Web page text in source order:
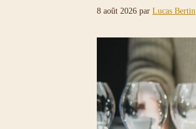
8 août 2026 par Lucas Bertin